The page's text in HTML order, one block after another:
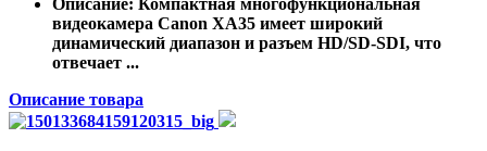
видеокамера Canon XA35 имеет широкий
динамический диапазон и разъем HD/SD-SDI, что
отвечает ...
Описание товара